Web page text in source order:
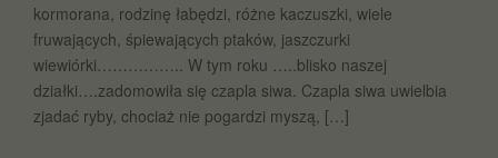
kormorana, rodzinę łabędzi, różne kaczuszki, wiele
fruwających, śpiewających ptaków, jaszczurki
wiewiórki…………….. W tym roku …..blisko naszej
działki….zadomowiła się czapla siwa. Czapla siwa uwielbia
zjadać ryby, chociaż nie pogardzi myszą, […]